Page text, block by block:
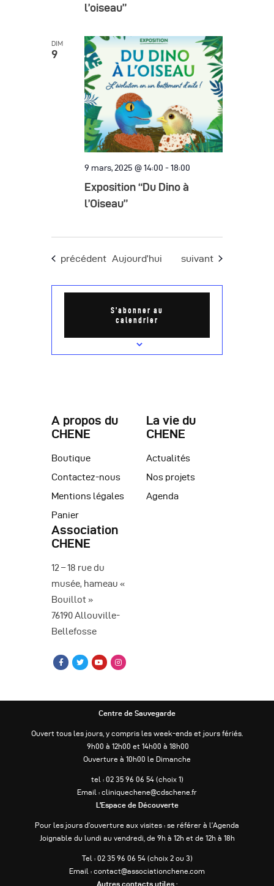
l’oiseau”
DIM
9
9 mars, 2025 @ 14:00 - 18:00
Exposition “Du Dino à
l’Oiseau”
Évènements
précédent Aujourd’hui Évènements
suivant
S’abonner au
calendrier
A propos du
CHENE
Boutique
Contactez-nous
Mentions légales
Panier
La vie du
CHENE
Actualités
Nos projets
Agenda
Association
CHENE
12 – 18 rue du
musée, hameau «
Bouillot »
76190 Allouville-
Bellefosse
Centre de Sauvegarde
Ouvert tous les jours, y compris les week-ends et jours fériés.
9h00 à 12h00 et 14h00 à 18h00
Ouverture à 10h00 le Dimanche
tel : 02 35 96 06 54 (choix 1)
Email : cliniquechene@cdschene.fr
L’Espace de Découverte
Pour les jours d’ouverture aux visites : se référer à l’Agenda
Joignable du lundi au vendredi, de 9h à 12h et de 12h à 18h
Tel : 02 35 96 06 54 (choix 2 ou 3)
Email : contact@associationchene.com
Autres contacts utiles :